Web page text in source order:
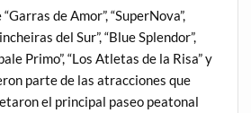
de Amor”, “SuperNova”,
del Sur”, “Blue Splendor”,
Primo”, “Los Atletas de la Risa” y
parte de las atracciones que
el principal paseo peatonal